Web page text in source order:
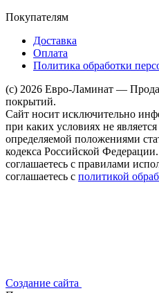
Покупателям
Доставка
Оплата
Политика обработки
(c) 2026 Евро-Ламинат —
покрытий.
Сайт носит исключительно
при каких условиях не
определяемой положениями
кодекса Российской
соглашаетесь с правилами
соглашаетесь с политикой
Создание сайта